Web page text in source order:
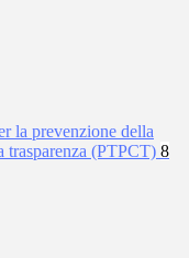
la prevenzione della
trasparenza (PTPCT) 8